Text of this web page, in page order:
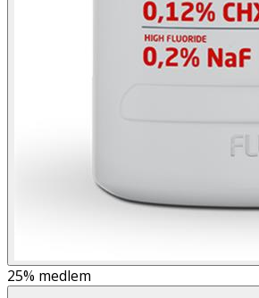
25% medlem